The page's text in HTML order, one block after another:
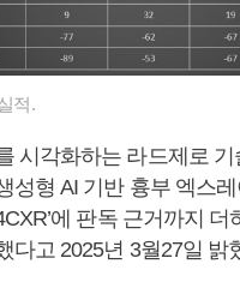
적.
시각화하는 라드제로 기
성형 AI 기반 흉부 엑스
에 판독 근거까지 더
다고 2025년 3월27일 밝